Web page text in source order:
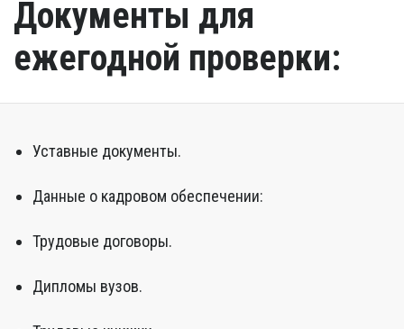
Документы для
ежегодной проверки:
Уставные документы.
Данные о кадровом обеспечении:
Трудовые договоры.
Дипломы вузов.